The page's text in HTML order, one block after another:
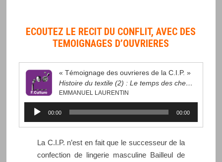
ECOUTEZ LE RECIT DU CONFLIT, AVEC DES
TEMOIGNAGES D’OUVRIERES
« Témoignage des ouvrieres de la C.I.P. »
Histoire du textile (2) : Le temps des chemises, le temps d?une enquête
EMMANUEL LAURENTIN
Lecteur
audio
00:00 00:00
La C.I.P. n’est en fait que le successeur de la
confection de lingerie masculine Bailleul de